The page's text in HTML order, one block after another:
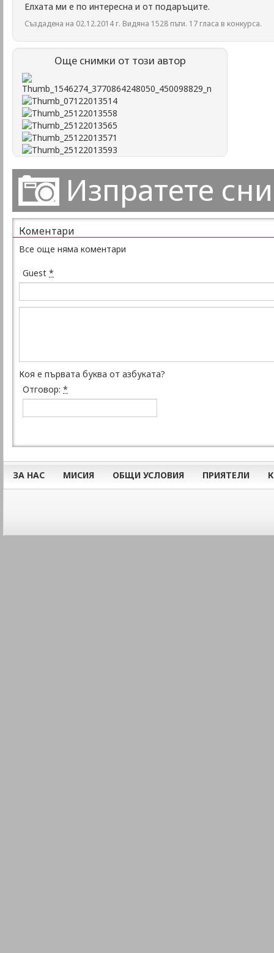
Елхата ми е по интересна и от подаръците.
Създадена на 02.12.2014 г. Видяна 1528 пъти. 17 гласа в конкурса.
Още снимки от този автор
Изпратете
Коментари
Все още няма коментари
Guest *
Коя е първата буква от азбуката?
Отговор: *
ЗА НАС МИСИЯ ОБЩИ УСЛОВИЯ ПРИЯТЕЛИ